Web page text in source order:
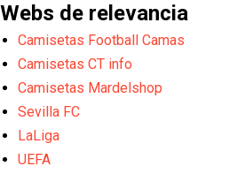
Webs de relevancia
Camisetas Football Camas
Camisetas CT info
Camisetas Mardelshop
Sevilla FC
LaLiga
UEFA